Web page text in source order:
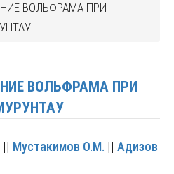
ВОЛЬФРАМА ПРИ
ВОЛЬФРАМА ПРИ
|| Мустакимов О.М. || Адизов